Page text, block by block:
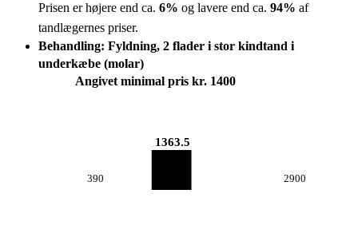
Prisen er højere end ca. 6% og lavere end ca. 94% af
tandlægernes priser.
Behandling: Fyldning, 2 flader i stor kindtand i
underkæbe (molar)
Angivet minimal pris kr. 1400
390
1363.5
2900